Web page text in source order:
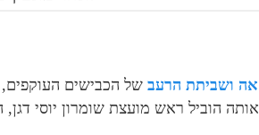
ושביתת הרעבשל הכבישים